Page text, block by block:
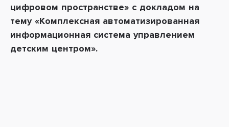
цифровом пространстве» с докладом на
тему «Комплексная автоматизированная
информационная система управлением
детским центром».